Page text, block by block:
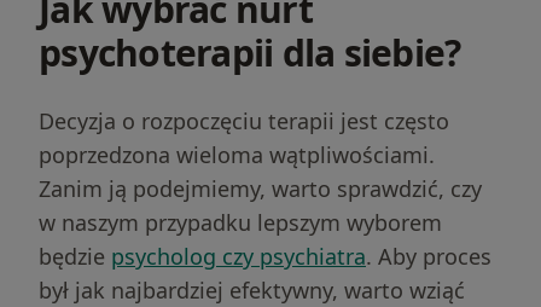
psychoterapii dla siebie?
Decyzja o rozpoczęciu terapii jest często
poprzedzona wieloma wątpliwościami.
Zanim ją podejmiemy, warto sprawdzić, czy
w naszym przypadku lepszym wyborem
będzie psycholog czy psychiatra. Aby proces
był jak najbardziej efektywny, warto wziąć